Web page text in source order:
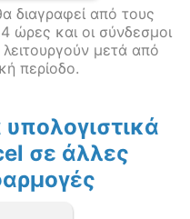
διαγραφεί από τους
ώρες και οι σύνδεσμοι
μετά από
περίοδο.
υπολογιστικά
σε άλλες